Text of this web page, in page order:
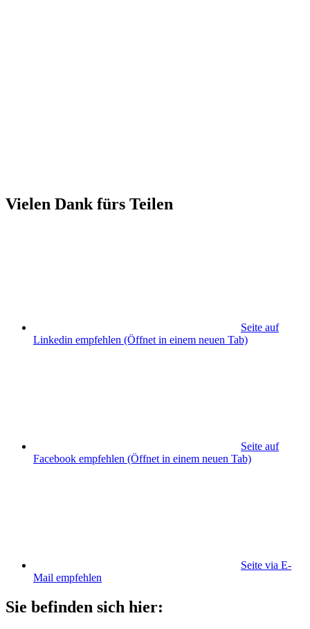
Vielen Dank fürs Teilen
Seite auf
Linkedin empfehlen (Öffnet in einem neuen Tab)
Seite auf
Facebook empfehlen (Öffnet in einem neuen Tab)
Seite via E-
Mail empfehlen
Sie befinden sich hier: